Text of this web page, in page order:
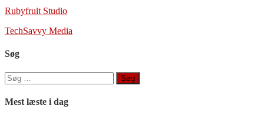
Rubyfruit Studio
TechSavvy Media
Søg
Søg
efter:
Mest læste i dag